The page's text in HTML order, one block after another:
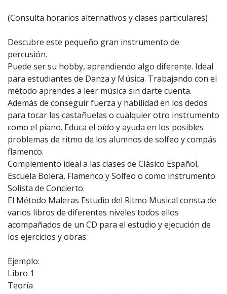
(Consulta horarios alternativos y clases particulares)
Descubre este pequeño gran instrumento de
percusión.
Puede ser su hobby, aprendiendo algo diferente. Ideal
para estudiantes de Danza y Música. Trabajando con el
método aprendes a leer música sin darte cuenta.
Además de conseguir fuerza y habilidad en los dedos
para tocar las castañuelas o cualquier otro instrumento
como el piano. Educa el oído y ayuda en los posibles
problemas de ritmo de los alumnos de solfeo y compás
flamenco.
Complemento ideal a las clases de Clásico Español,
Escuela Bolera, Flamenco y Solfeo o como instrumento
Solista de Concierto.
El Método Maleras Estudio del Ritmo Musical consta de
varios libros de diferentes niveles todos ellos
acompañados de un CD para el estudio y ejecución de
los ejercicios y obras.
Ejemplo:
Libro 1
Teoría